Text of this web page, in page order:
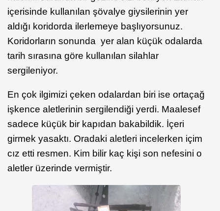
içerisinde kullanılan şövalye giysilerinin yer
aldığı koridorda ilerlemeye başlıyorsunuz.
Koridorların sonunda yer alan küçük odalarda
tarih sırasına göre kullanılan silahlar
sergileniyor.
En çok ilgimizi çeken odalardan biri ise ortaçağ
işkence aletlerinin sergilendiği yerdi. Maalesef
sadece küçük bir kapıdan bakabildik. İçeri
girmek yasaktı. Oradaki aletleri incelerken içim
cız etti resmen. Kim bilir kaç kişi son nefesini o
aletler üzerinde vermiştir.